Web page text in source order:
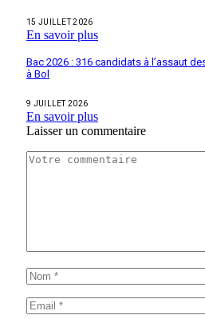
15 JUILLET 2026
En savoir plus
Bac 2026 : 316 candidats à l’assaut
à Bol
9 JUILLET 2026
En savoir plus
Laisser un commentaire